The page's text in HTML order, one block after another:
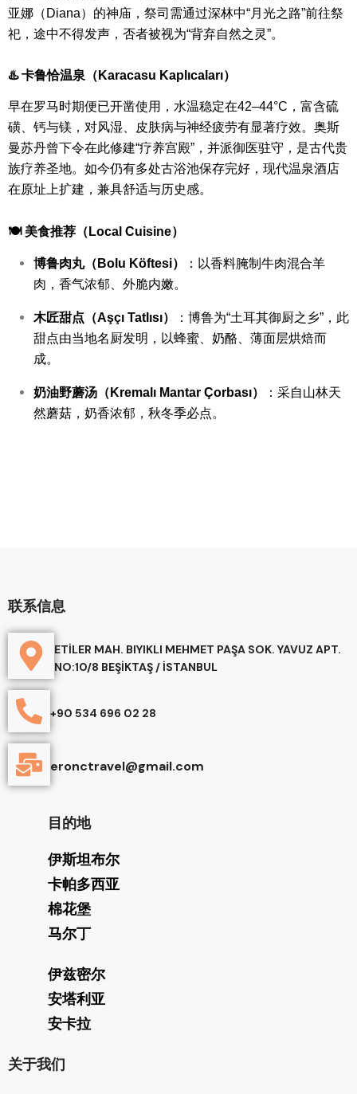
亚娜（Diana）的神庙，祭司需通过深林中“月光之路”前往祭
祀，途中不得发声，否者被视为“背弃自然之灵”。
♨️ 卡鲁恰温泉（Karacasu Kaplıcaları）
早在罗马时期便已开凿使用，水温稳定在42–44°C，富含硫
磺、钙与镁，对风湿、皮肤病与神经疲劳有显著疗效。 奥斯
曼苏丹曾下令在此修建“疗养宫殿”，并派御医驻守，是古代贵
族疗养圣地。如今仍有多处古浴池保存完好，现代温泉酒店
在原址上扩建，兼具舒适与历史感。
🍽 美食推荐（Local Cuisine）
博鲁肉丸（Bolu Köftesi）
：以香料腌制牛肉混合羊
肉，香气浓郁、外脆内嫩。
木匠甜点（Aşçı Tatlısı）
：博鲁为“土耳其御厨之乡”，此
甜点由当地名厨发明，以蜂蜜、奶酪、薄面层烘焙而
成。
奶油野蘑汤（Kremalı Mantar Çorbası）
：采自山林天
然蘑菇，奶香浓郁，秋冬季必点。
联系信息
ETİLER MAH. BIYIKLI MEHMET PAŞA SOK. YAVUZ APT.
NO:10/8 BEŞİKTAŞ / İSTANBUL
+90 534 696 02 28
eronctravel@gmail.com
目的地
伊斯坦布尔
卡帕多西亚
棉花堡
马尔丁
伊兹密尔
安塔利亚
安卡拉
关于我们